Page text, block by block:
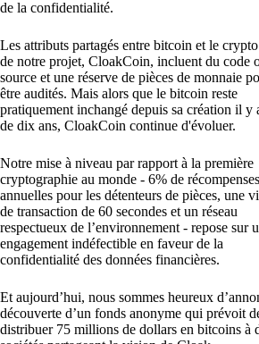
de la confidentialité.
Les attributs partagés entre bitcoin et le
de notre projet, CloakCoin, incluent du code
source et une réserve de pièces de monnaie
être audités. Mais alors que le bitcoin reste
pratiquement inchangé depuis sa création il y
de dix ans, CloakCoin continue d'évoluer.
Notre mise à niveau par rapport à la première
cryptographie au monde - 6% de récompenses
annuelles pour les détenteurs de pièces, une
de transaction de 60 secondes et un réseau
respectueux de l’environnement - repose sur
engagement indéfectible en faveur de la
confidentialité des données financières.
Et aujourd’hui, nous sommes heureux
découverte d’un fonds anonyme qui prévoit
distribuer 75 millions de dollars en bitcoins à